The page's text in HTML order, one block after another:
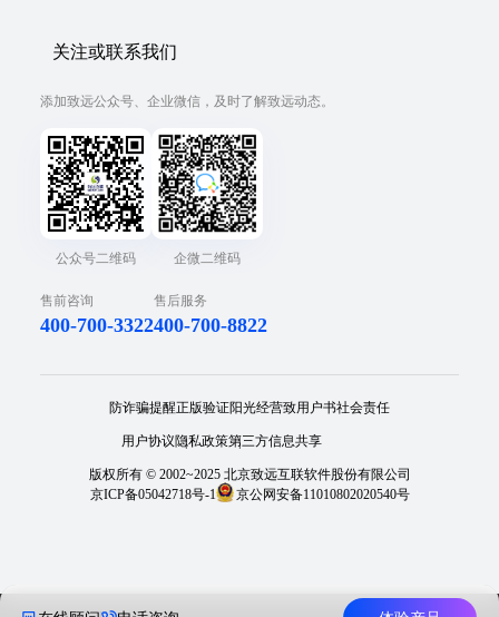
关注或联系我们
添加致远公众号、企业微信，及时了解致远动态。
公众号二维码 企微二维码
售前咨询
400-700-3322
售后服务
400-700-8822
防诈骗提醒正版验证阳光经营致用户书社会责任
用户协议隐私政策第三方信息共享
版权所有 © 2002~2025 北京致远互联软件股份有限公司
京ICP备05042718号-1
京公网安备11010802020540号